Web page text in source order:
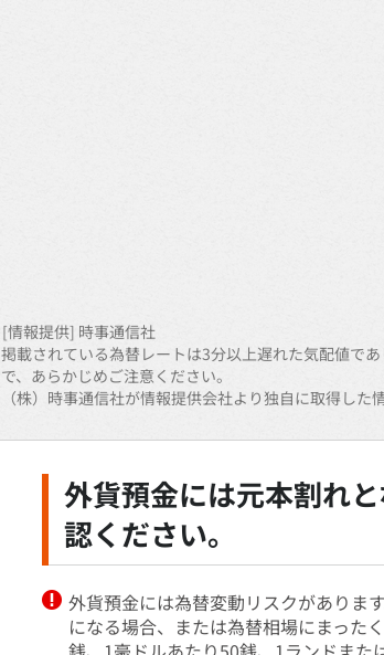
[情報提供] 時事通信社
掲載されている為替レートは3分以上遅れた気配値で
で、あらかじめご注意ください。
（株）時事通信社が情報提供会社より独自に取得し
外貨預金には元本割れ
認ください。
外貨預金には為替変動リスクがあり
になる場合、または為替相場にまった